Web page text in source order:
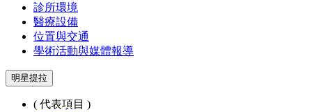
診所環境
醫療設備
位置與交通
學術活動與媒體報導
明星提拉
( 代表項目 )